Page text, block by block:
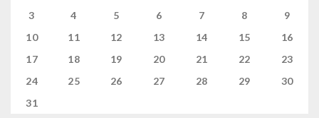
3
4 5 6 7 8
9
10
11 12 13 14 15
16
17
18 19 20 21 22
23
24
25 26 27 28 29
30
31